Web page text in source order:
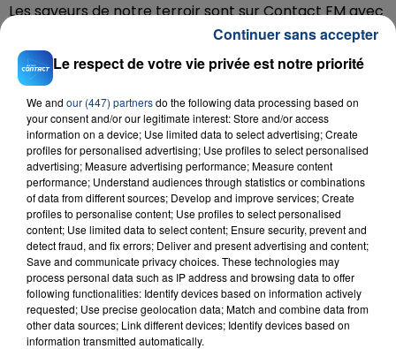
Les saveurs de notre terroir sont sur Contact FM avec
Prise Direct', produits savoureux et de saison de nos
producteurs locaux.
Retrouvez chaque vendredi à 08h05 une nouvelle
recette de cuisine avec Nico, Lily & Jackie Masse.
LA RECETTE
Escargots au beurre d'ail, écrasé de patate douce,
étuvée de poireaux
AVEC
Le respect de votre vie privée est notre priorité
We and our (447) partnersdo the following data processing based on
your consent and/or our legitimate interest: Store and/or access
information on a device; Use limited data to select advertising; Create
profiles for personalised advertising; Use profiles to select personalised
advertising; Measure advertising performance; Measure content
performance; Understand audiences through statistics or combinations
of data from different sources; Develop and improve services; Create
profiles to personalise content; Use profiles to select personalised
content; Use limited data to select content; Ensure security, prevent and
detect fraud, and fix errors; Deliver and present advertising and content;
Save and communicate privacy choices. These technologies may
process personal data such as IP address and browsing data to offer
following functionalities: Identify devices based on information actively
requested; Use precise geolocation data; Match and combine data from
other data sources; Link different devices; Identify devices based on
information transmitted automatically.
Continuer sans accepter